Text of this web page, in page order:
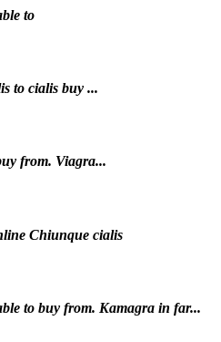
to
to cialis buy ...
from. Viagra...
Chiunque cialis
to buy from. Kamagra in far...